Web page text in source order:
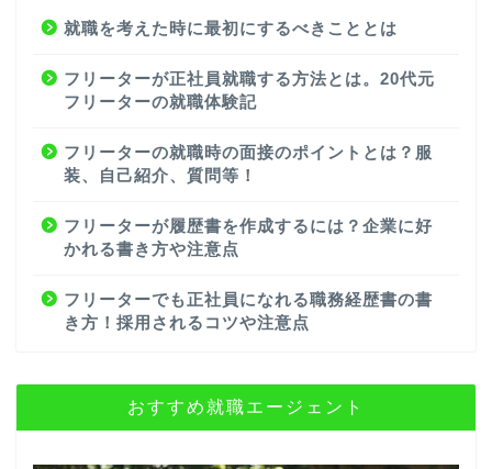
就職を考えた時に最初にするべきこととは
フリーターが正社員就職する方法とは。20代元
フリーターの就職体験記
フリーターの就職時の面接のポイントとは？服
装、自己紹介、質問等！
フリーターが履歴書を作成するには？企業に好
かれる書き方や注意点
フリーターでも正社員になれる職務経歴書の書
き方！採用されるコツや注意点
おすすめ就職エージェント